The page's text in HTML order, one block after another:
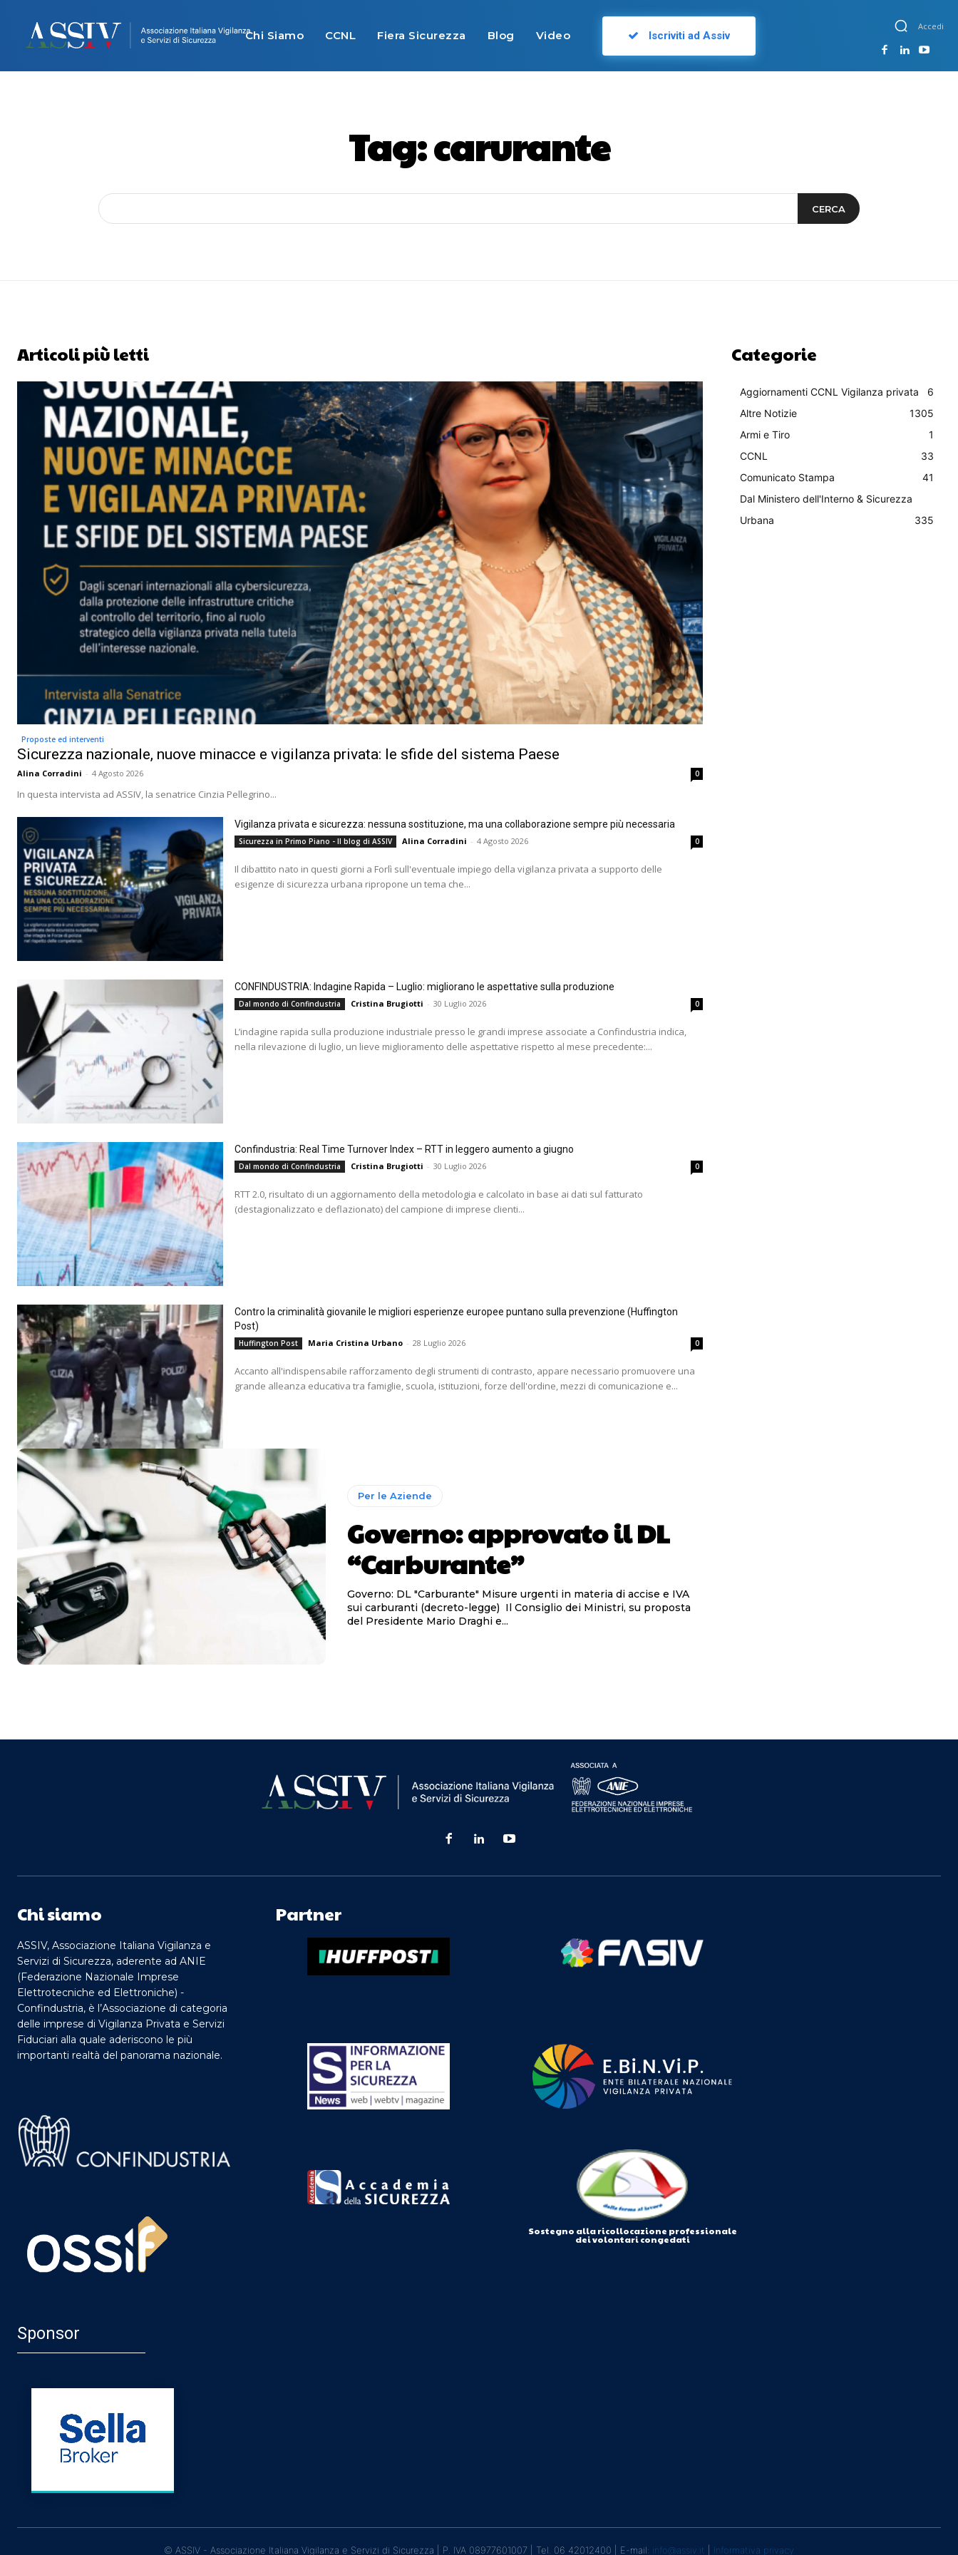
Chi Siamo CCNL Fiera Sicurezza Blog Video Iscriviti ad Assiv
Accedi
Tag:carurante
CERCA
Articoli più letti
Proposte ed interventi
Sicurezza nazionale, nuove minacce e vigilanza privata: le sfide del sistema Paese
Alina Corradini - 4 Agosto 2026 0
In questa intervista ad ASSIV, la senatrice Cinzia Pellegrino...
Vigilanza privata e sicurezza: nessuna sostituzione, ma una collaborazione sempre più necessaria
Sicurezza in Primo Piano - Il blog di ASSIV Alina Corradini - 4 Agosto 2026 0
Il dibattito nato in questi giorni a Forlì sull'eventuale impiego della vigilanza privata a supporto delle
esigenze di sicurezza urbana ripropone un tema che...
CONFINDUSTRIA: Indagine Rapida – Luglio: migliorano le aspettative sulla produzione
Dal mondo di Confindustria Cristina Brugiotti - 30 Luglio 2026 0
L’indagine rapida sulla produzione industriale presso le grandi imprese associate a Confindustria indica,
nella rilevazione di luglio, un lieve miglioramento delle aspettative rispetto al mese precedente:...
Confindustria: Real Time Turnover Index – RTT in leggero aumento a giugno
Dal mondo di Confindustria Cristina Brugiotti - 30 Luglio 2026 0
RTT 2.0, risultato di un aggiornamento della metodologia e calcolato in base ai dati sul fatturato
(destagionalizzato e deflazionato) del campione di imprese clienti...
Contro la criminalità giovanile le migliori esperienze europee puntano sulla prevenzione (Huffington
Post)
Huffington Post Maria Cristina Urbano - 28 Luglio 2026 0
Accanto all'indispensabile rafforzamento degli strumenti di contrasto, appare necessario promuovere una
grande alleanza educativa tra famiglie, scuola, istituzioni, forze dell'ordine, mezzi di comunicazione e...
Per le Aziende
Governo: approvato il DL
“Carburante”
Governo: DL "Carburante" Misure urgenti in materia di accise e IVA
sui carburanti (decreto-legge) Il Consiglio dei Ministri, su proposta
del Presidente Mario Draghi e...
Categorie
Aggiornamenti CCNL Vigilanza privata
6
Altre Notizie
1305
Armi e Tiro
1
CCNL
33
Comunicato Stampa
41
Dal Ministero dell'Interno & Sicurezza
Urbana
335
Chi siamo
ASSIV, Associazione Italiana Vigilanza e
Servizi di Sicurezza, aderente ad ANIE
(Federazione Nazionale Imprese
Elettrotecniche ed Elettroniche) -
Confindustria, è l’Associazione di categoria
delle imprese di Vigilanza Privata e Servizi
Fiduciari alla quale aderiscono le più
importanti realtà del panorama nazionale.
Partner
Sostegno alla ricollocazione professionale
dei volontari congedati
Sponsor
© ASSIV - Associazione Italiana Vigilanza e Servizi di Sicurezza | P. IVA 08977601007 | Tel. 06 42012400 | E-mail: info@assiv.it Informativa privacy